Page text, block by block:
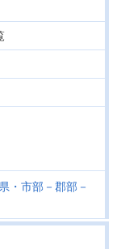
・市部－郡部－